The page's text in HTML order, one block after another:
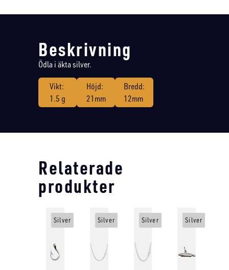
Beskrivning
Ödla i äkta silver.
Vikt:
1.5 g
Höjd:
21mm
Bredd:
12mm
Relaterade
produkter
Silver Silver Silver Silver